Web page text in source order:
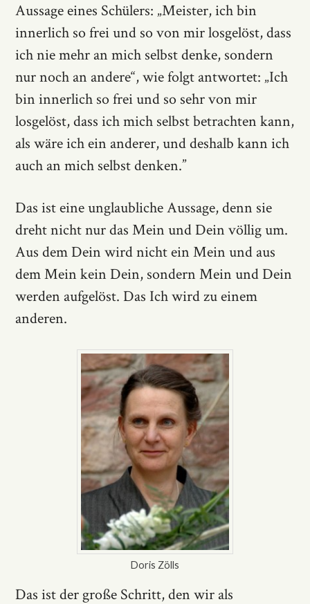
Aussage eines Schülers: „Meister, ich bin
innerlich so frei und so von mir losgelöst, dass
ich nie mehr an mich selbst denke, sondern
nur noch an andere“, wie folgt antwortet: „Ich
bin innerlich so frei und so sehr von mir
losgelöst, dass ich mich selbst betrachten kann,
als wäre ich ein anderer, und deshalb kann ich
auch an mich selbst denken.”
Das ist eine unglaubliche Aussage, denn sie
dreht nicht nur das Mein und Dein völlig um.
Aus dem Dein wird nicht ein Mein und aus
dem Mein kein Dein, sondern Mein und Dein
werden aufgelöst. Das Ich wird zu einem
anderen.
Doris Zölls
Das ist der große Schritt, den wir als